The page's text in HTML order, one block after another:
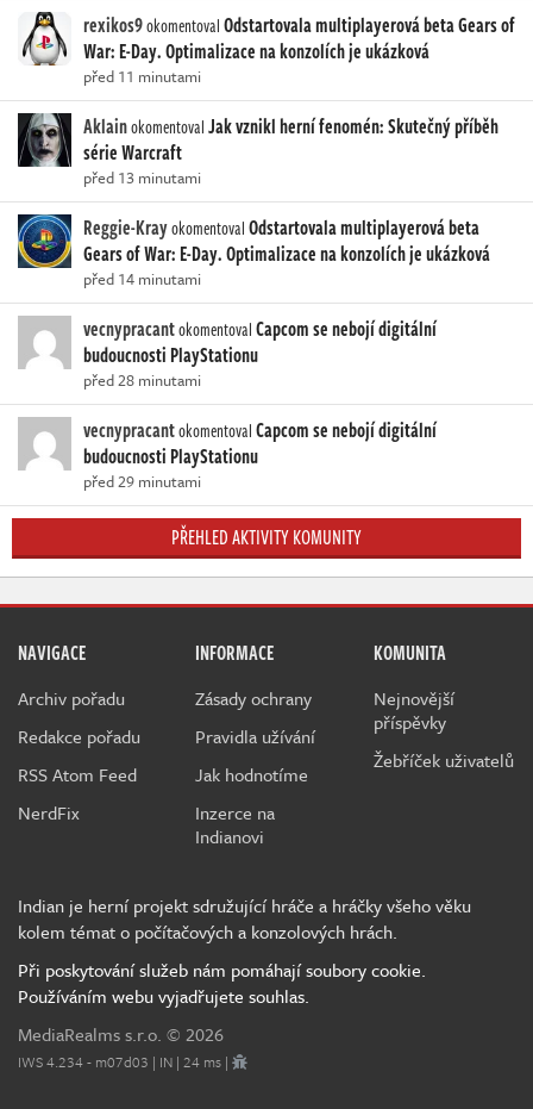
rexikos9okomentovalOdstartovala multiplayerová beta Gears of
War: E-Day. Optimalizace na konzolích je ukázková
před 11 minutami
AklainokomentovalJak vznikl herní fenomén: Skutečný příběh
série Warcraft
před 13 minutami
Reggie-KrayokomentovalOdstartovala multiplayerová beta
Gears of War: E-Day. Optimalizace na konzolích je ukázková
před 14 minutami
vecnypracantokomentovalCapcom se nebojí digitální
budoucnosti PlayStationu
před 28 minutami
vecnypracantokomentovalCapcom se nebojí digitální
budoucnosti PlayStationu
před 29 minutami
PŘEHLED AKTIVITY KOMUNITY
NAVIGACE
Archiv pořadu
Redakce pořadu
RSS Atom Feed
NerdFix
INFORMACE
Zásady ochrany
Pravidla užívání
Jak hodnotíme
Inzerce na
Indianovi
KOMUNITA
Nejnovější
příspěvky
Žebříček uživatelů
Indian je herní projekt sdružující hráče a hráčky všeho věku
kolem témat o počítačových a konzolových hrách.
Při poskytování služeb nám pomáhají soubory cookie.
Používáním webu vyjadřujete souhlas.
MediaRealms s.r.o. © 2026
IWS 4.234 - m07d03 | IN | 24 ms |